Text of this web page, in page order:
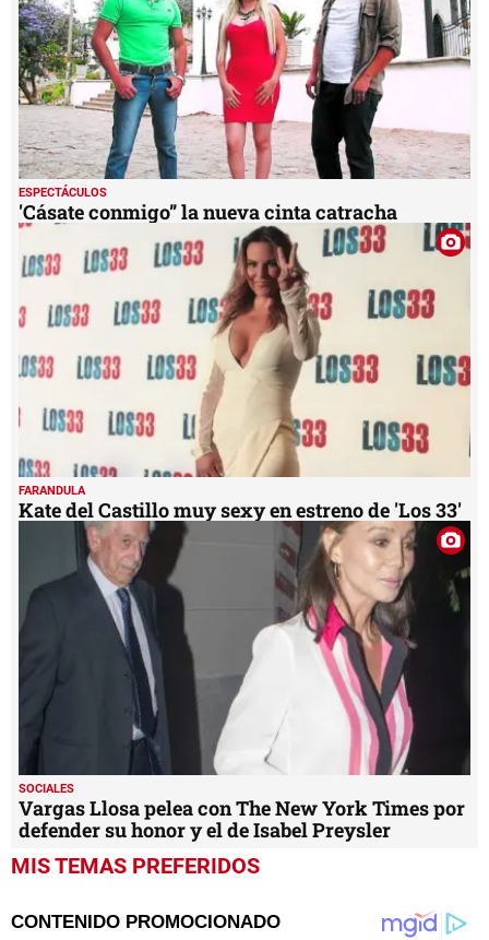
ESPECTÁCULOS
'Cásate conmigo” la nueva cinta catracha
FARANDULA
Kate del Castillo muy sexy en estreno de 'Los 33'
SOCIALES
Vargas Llosa pelea con The New York Times por
defender su honor y el de Isabel Preysler
MIS TEMAS PREFERIDOS